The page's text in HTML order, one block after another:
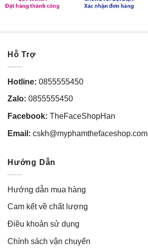
Hỗ Trợ
Hotline: 0855555450
Zalo: 0855555450
Facebook: TheFaceShopHan
Email: cskh@myphamthefaceshop.com
Hướng Dẫn
Hướng dẫn mua hàng
Cam kết về chất lượng
Điều khoản sử dụng
Chính sách vận chuyển